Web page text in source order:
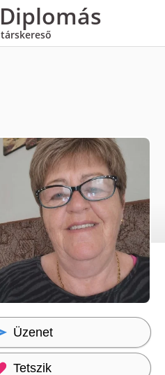
Diplomás
társkereső
Üzenet
Tetszik